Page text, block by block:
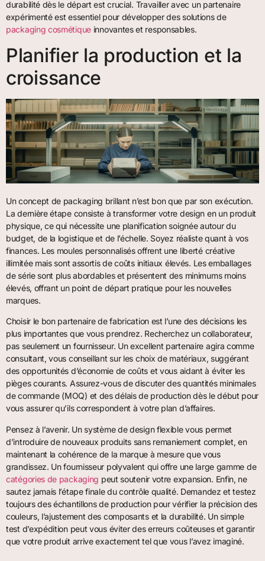
durabilité dès le départ est crucial. Travailler avec un partenaire
expérimenté est essentiel pour développer des solutions de
packaging cosmétique innovantes et responsables.
Planifier la production et la
croissance
Un concept de packaging brillant n’est bon que par son exécution.
La dernière étape consiste à transformer votre design en un produit
physique, ce qui nécessite une planification soignée autour du
budget, de la logistique et de l’échelle. Soyez réaliste quant à vos
finances. Les moules personnalisés offrent une liberté créative
illimitée mais sont assortis de coûts initiaux élevés. Les emballages
de série sont plus abordables et présentent des minimums moins
élevés, offrant un point de départ pratique pour les nouvelles
marques.
Choisir le bon partenaire de fabrication est l’une des décisions les
plus importantes que vous prendrez. Recherchez un collaborateur,
pas seulement un fournisseur. Un excellent partenaire agira comme
consultant, vous conseillant sur les choix de matériaux, suggérant
des opportunités d’économie de coûts et vous aidant à éviter les
pièges courants. Assurez-vous de discuter des quantités minimales
de commande (MOQ) et des délais de production dès le début pour
vous assurer qu’ils correspondent à votre plan d’affaires.
Pensez à l’avenir. Un système de design flexible vous permet
d’introduire de nouveaux produits sans remaniement complet, en
maintenant la cohérence de la marque à mesure que vous
grandissez. Un fournisseur polyvalent qui offre une large gamme de
catégories de packaging peut soutenir votre expansion. Enfin, ne
sautez jamais l’étape finale du contrôle qualité. Demandez et testez
toujours des échantillons de production pour vérifier la précision des
couleurs, l’ajustement des composants et la durabilité. Un simple
test d’expédition peut vous éviter des erreurs coûteuses et garantir
que votre produit arrive exactement tel que vous l’avez imaginé.